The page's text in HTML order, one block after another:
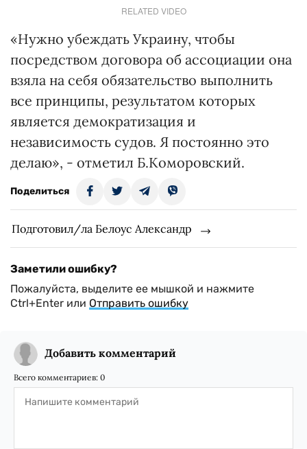
RELATED VIDEO
«Нужно убеждать Украину, чтобы
посредством договора об ассоциации она
взяла на себя обязательство выполнить
все принципы, результатом которых
является демократизация и
независимость судов. Я постоянно это
делаю», - отметил Б.Коморовский.
Поделиться
Подготовил/ла Белоус Александр
Заметили ошибку?
Пожалуйста, выделите ее мышкой и нажмите
Ctrl+Enter или Отправить ошибку
Добавить комментарий
Всего комментариев: 0